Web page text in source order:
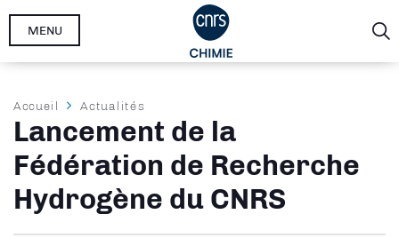
Aller
MENU
Fil
d'Ariane
Accueil Actualités
Lancement de la
Fédération de Recherche
Hydrogène du CNRS